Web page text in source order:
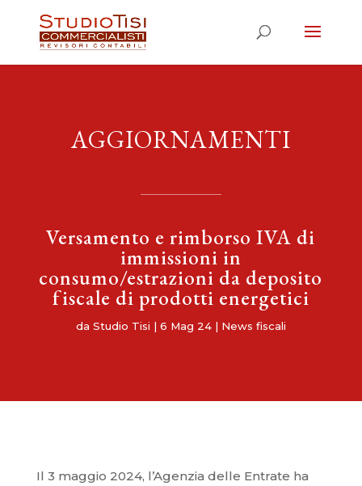
AGGIORNAMENTI
Versamento e rimborso IVA di
immissioni in
consumo/estrazioni da deposito
fiscale di prodotti energetici
da Studio Tisi | 6 Mag 24| News fiscali
Il 3 maggio 2024, l’Agenzia delle Entrate ha